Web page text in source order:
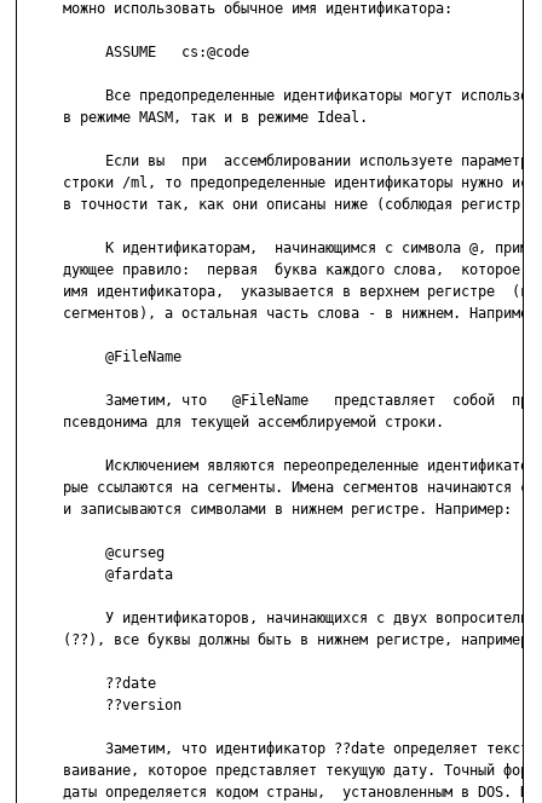
     можно использовать обычное имя идентификатора:
          ASSUME   cs:@code
Все предопределенные идентификаторы могут
     в режиме MASM, так и в режиме Ideal.
Если вы  при  ассемблировании используете параметр
строки /ml, то предопределенные идентификаторы нужно
в точности так, как они описаны ниже (соблюдая регистр
К идентификаторам,  начинающимся с символа @,
дующее правило:  первая  буква каждого слова,  которое
имя идентификатора,  указывается в верхнем регистре
сегментов), а остальная часть слова - в нижнем.
          @FileName
Заметим, что   @FileName   представляет  собой
     псевдонима для текущей ассемблируемой строки.
Исключением являются переопределенные
рые ссылаются на сегменты. Имена сегментов начинаются с
     и записываются символами в нижнем регистре. Например:
          @curseg
          @fardata
У идентификаторов, начинающихся с двух
     (??), все буквы должны быть в нижнем регистре, например:
          ??date
          ??version
Заметим, что идентификатор ??date определяет
ваивание, которое представляет текущую дату. Точный
даты определяется кодом страны,  установленным в DOS.